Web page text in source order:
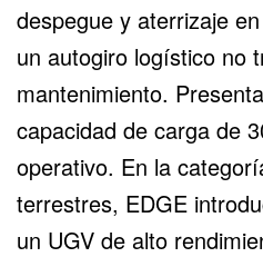
despegue y aterrizaje
un autogiro logístico no
mantenimiento.
capacidad de carga de
operativo. En la
terrestres, EDGE
un UGV de alto